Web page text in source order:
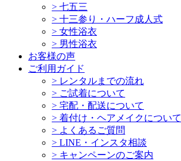
> 七五三
> 十三参り・ハーフ成人式
> 女性浴衣
> 男性浴衣
お客様の声
ご利用ガイド
> レンタルまでの流れ
> ご試着について
> 宅配・配送について
> 着付け・ヘアメイクについて
> よくあるご質問
> LINE・インスタ相談
> キャンペーンのご案内